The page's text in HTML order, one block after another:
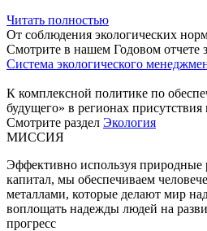
Читать полностью
От соблюдения экологических
Смотрите в нашем Годовом отчете
Система экологического
К комплексной политике по
будущего» в регионах
Смотрите раздел Экология
МИССИЯ
Эффективно используя
капитал, мы обеспечиваем
металлами, которые делают мир
воплощать надежды людей на
прогресс